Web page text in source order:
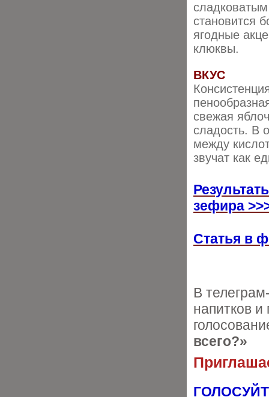
становится
ягодные
клюквы.
ВКУС
свежая
сладость. В
между
звучат как
зефира
Статья в
В
напитков и
всего?»